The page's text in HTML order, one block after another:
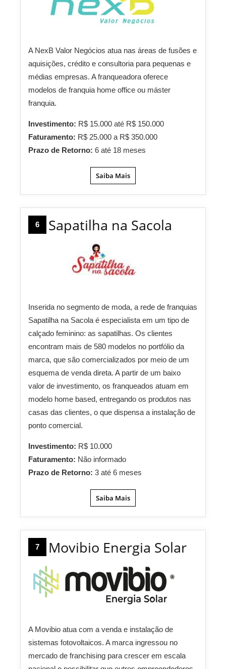
A NexB Valor Negócios atua nas áreas de fusões e
aquisições, crédito e consultoria para pequenas e
médias empresas. A franqueadora oferece
modelos de franquia home office ou máster
franquia.
Investimento: R$ 15.000 até R$ 150.000
Faturamento: R$ 25.000 a R$ 350.000
Prazo de Retorno: 6 até 18 meses
Saiba Mais
6 Sapatilha na Sacola
Inserida no segmento de moda, a rede de franquias
Sapatilha na Sacola é especialista em um tipo de
calçado feminino: as sapatilhas. Os clientes
encontram mais de 580 modelos no portfólio da
marca, que são comercializados por meio de um
esquema de venda direta. A partir de um baixo
valor de investimento, os franqueados atuam em
modelo home based, entregando os produtos nas
casas das clientes, o que dispensa a instalação de
ponto comercial.
Investimento: R$ 10.000
Faturamento: Não informado
Prazo de Retorno: 3 até 6 meses
Saiba Mais
7 Movibio Energia Solar
A Movibio atua com a venda e instalação de
sistemas fotovoltaicos. A marca ingressou no
mercado de franchising para crescer em escala